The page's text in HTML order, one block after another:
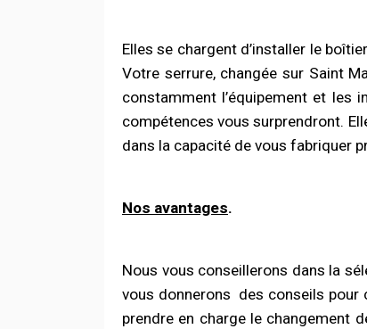
Elles se chargent d’installer le
Votre serrure, changée sur Saint
constamment l’équipement et les
compétences vous surprendront.
dans la capacité de vous fabriquer
Nos avantages.
Nous vous conseillerons dans la
vous donnerons des conseils pour
prendre en charge le changement